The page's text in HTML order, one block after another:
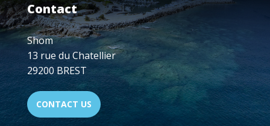
Contact
Shom
13 rue du Chatellier
29200 BREST
CONTACT US